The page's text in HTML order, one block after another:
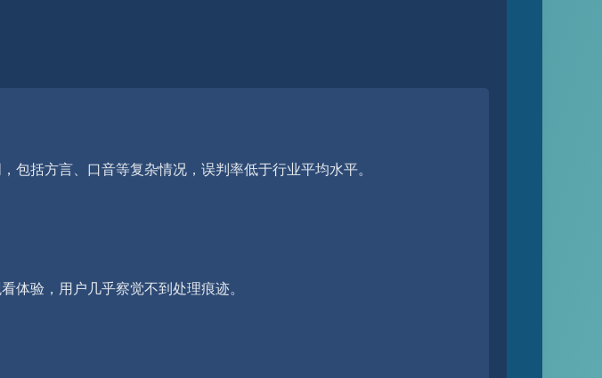
包括方言、口音等复杂情况，误判率低于行业平均水平。
体验，用户几乎察觉不到处理痕迹。